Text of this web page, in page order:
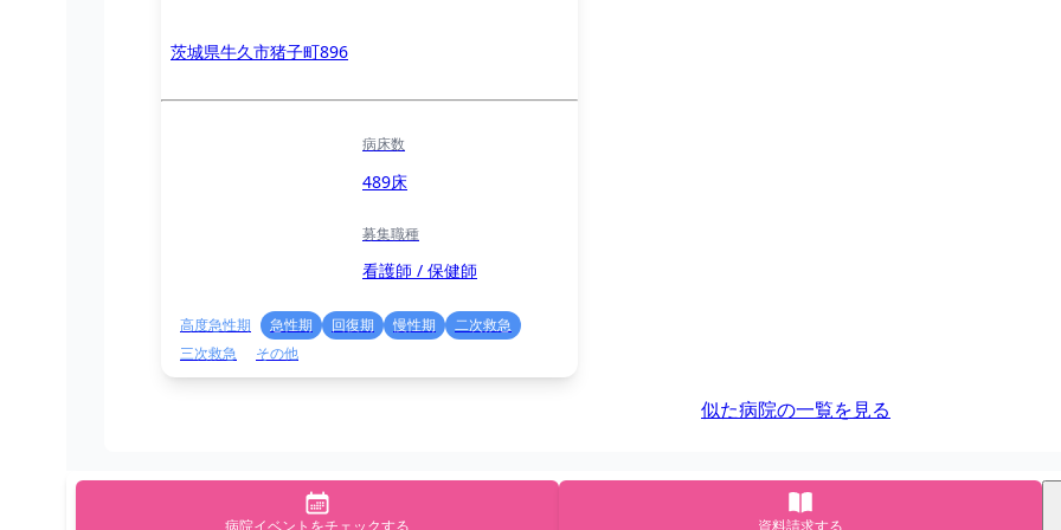
茨城県牛久市猪子町896
病床数
489床
募集職種
看護師 / 保健師
高度急性期 急性期 回復期 慢性期
二次救急
三次救急
その他
似た病院の一覧を見る